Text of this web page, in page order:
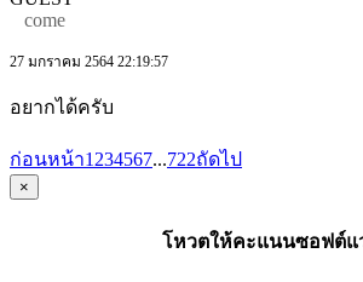
come
27 มกราคม 2564 22:19:57
อยากได้ครับ
ก่อนหน้า1 234567...722ถัดไป
×
โหวตให้คะแนนซอฟต์แ